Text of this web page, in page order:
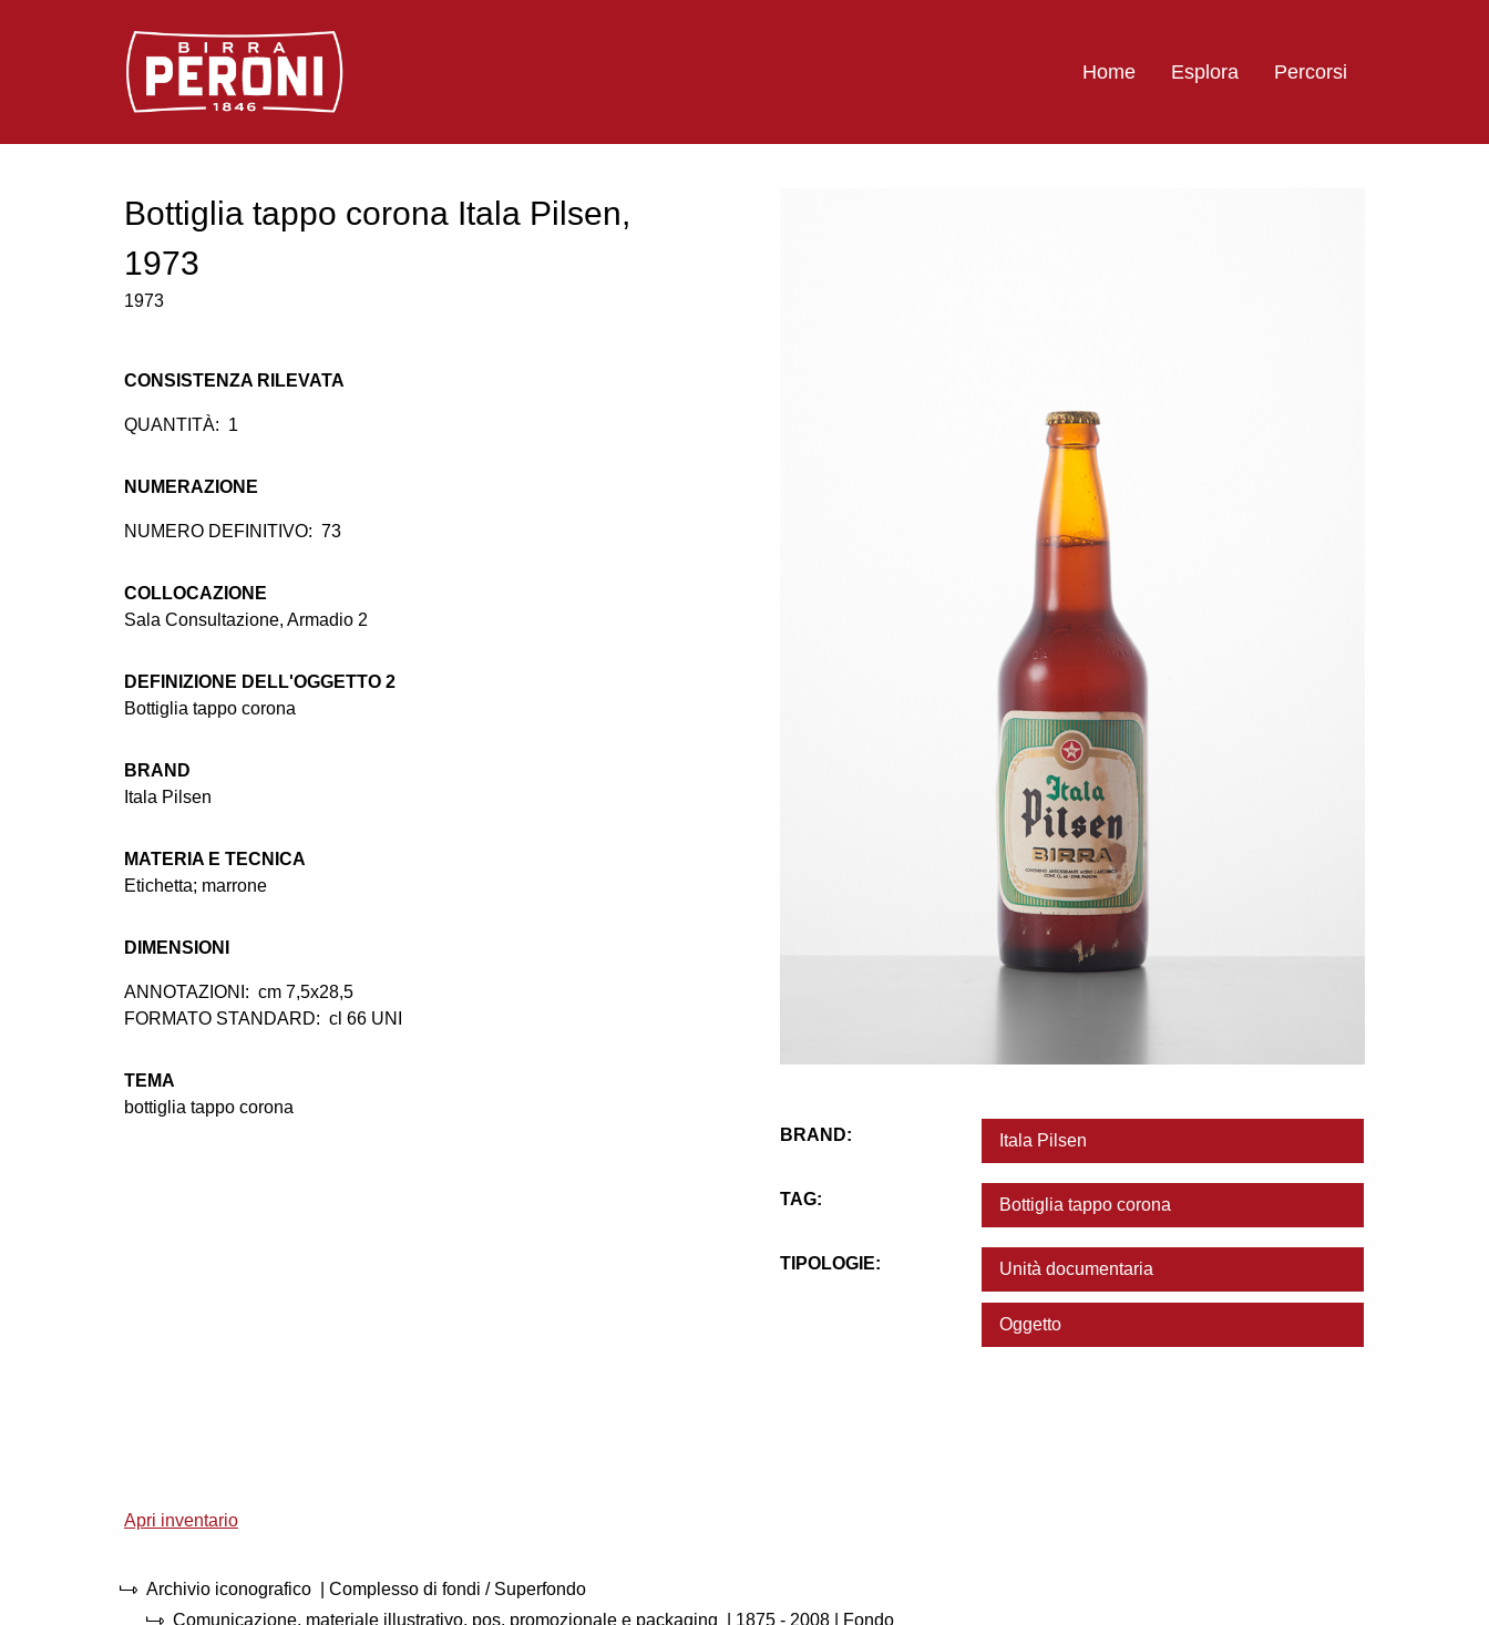
Logo Birra Peroni
Home Esplora Percorsi
Bottiglia tappo corona Itala Pilsen,
1973
1973
CONSISTENZA RILEVATA
QUANTITÀ: 1
NUMERAZIONE
NUMERO DEFINITIVO: 73
COLLOCAZIONE
Sala Consultazione, Armadio 2
DEFINIZIONE DELL'OGGETTO 2
Bottiglia tappo corona
BRAND
Itala Pilsen
MATERIA E TECNICA
Etichetta; marrone
DIMENSIONI
ANNOTAZIONI: cm 7,5x28,5
FORMATO STANDARD: cl 66 UNI
TEMA
bottiglia tappo corona
BRAND:
Itala Pilsen
TAG: Bottiglia tappo corona
TIPOLOGIE: Unità documentaria
Oggetto
Apri inventario
Archivio iconografico
| Complesso di fondi / Superfondo
Comunicazione, materiale illustrativo, pos, promozionale e packaging
1875 - 2008
| Fondo